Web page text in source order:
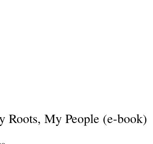
Roots, My People (e-book)